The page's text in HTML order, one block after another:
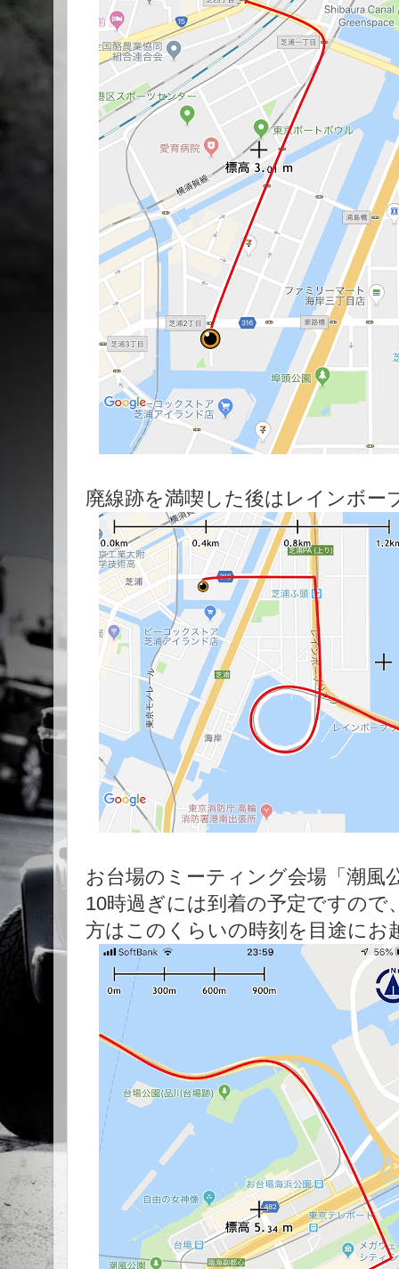
廃線跡を満喫した後はレインボー
お台場のミーティング会場「潮風
10時過ぎには到着の予定ですので
方はこのくらいの時刻を目途にお